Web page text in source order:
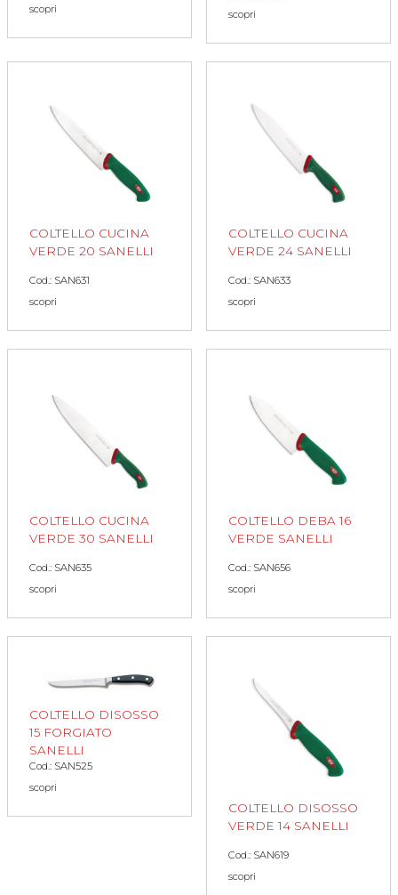
scopri
scopri
COLTELLO CUCINA
VERDE 20 SANELLI
Cod.: SAN631
scopri
COLTELLO CUCINA
VERDE 24 SANELLI
Cod.: SAN633
scopri
COLTELLO CUCINA
VERDE 30 SANELLI
Cod.: SAN635
scopri
COLTELLO DEBA 16
VERDE SANELLI
Cod.: SAN656
scopri
COLTELLO DISOSSO
15 FORGIATO
SANELLI
Cod.: SAN525
scopri
COLTELLO DISOSSO
VERDE 14 SANELLI
Cod.: SAN619
scopri